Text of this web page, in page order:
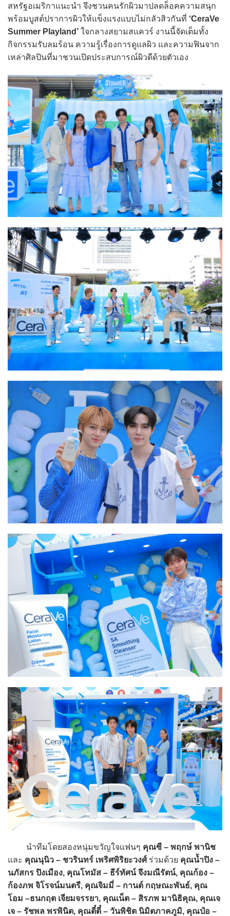
สหรัฐอเมริกาแนะนำ จึงชวนคนรักผิวมาปลดล็อคความสนุก
พร้อมบูสต์ปราการผิวให้แข็งแรงแบบไม่กลัวสิวกันที่ ‘CeraVe
Summer Playland’ ใจกลางสยามสแควร์ งานนี้จัดเต็มทั้ง
กิจกรรมรับลมร้อน ความรู้เรื่องการดูแลผิว และความฟินจาก
เหล่าศิลปินที่มาชวนเปิดประสบการณ์ผิวดีด้วยตัวเอง
นำทีมโดยสองหนุ่มขวัญใจแฟนๆ คุณซี – พฤกษ์ พานิช
และ คุณนุนิว – ชวรินทร์ เพริศพิริยะวงศ์ร่วมด้วย คุณน้ำปิง –
นภัสกร ปิงเมือง, คุณโทมัส – ธีร์ทัศน์ จึงมณีรัตน์, คุณก้อง –
ก้องภพ จิโรจน์มนตรี, คุณจิมมี่ – กานต์ กฤษณะพันธ์, คุณ
โอม –ธนกฤต เจียมจรรยา, คุณเน็ต – สิรภพ มานิธิคุณ, คุณเจ
เจ – รัชพล พรพินิต, คุณตี๋ตี๋ – วันพิชิต นิมิตภาคภูมิ, คุณป๋อ –